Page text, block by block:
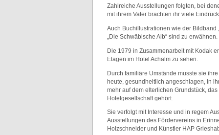
Zahlreiche Ausstellungen folgten, bei
mit ihrem Vater brachten ihr viele
Auch Buchillustrationen wie der Bildband
„Die Schwäbische Alb“ sind zu erwähnen.
Die 1979 in Zusammenarbeit mit Kodak
Etagen im Hotel Achalm zu sehen.
Durch familiäre Umstände musste sie
heute, gesundheitlich angeschlagen, in
mehr auf dem elterlichen Grundstück,
Hotelgesellschaft gehört.
Sie verfolgt mit Interesse und in regem
Ausstellungen des Fördervereins in
Holzschneider und Künstler HAP